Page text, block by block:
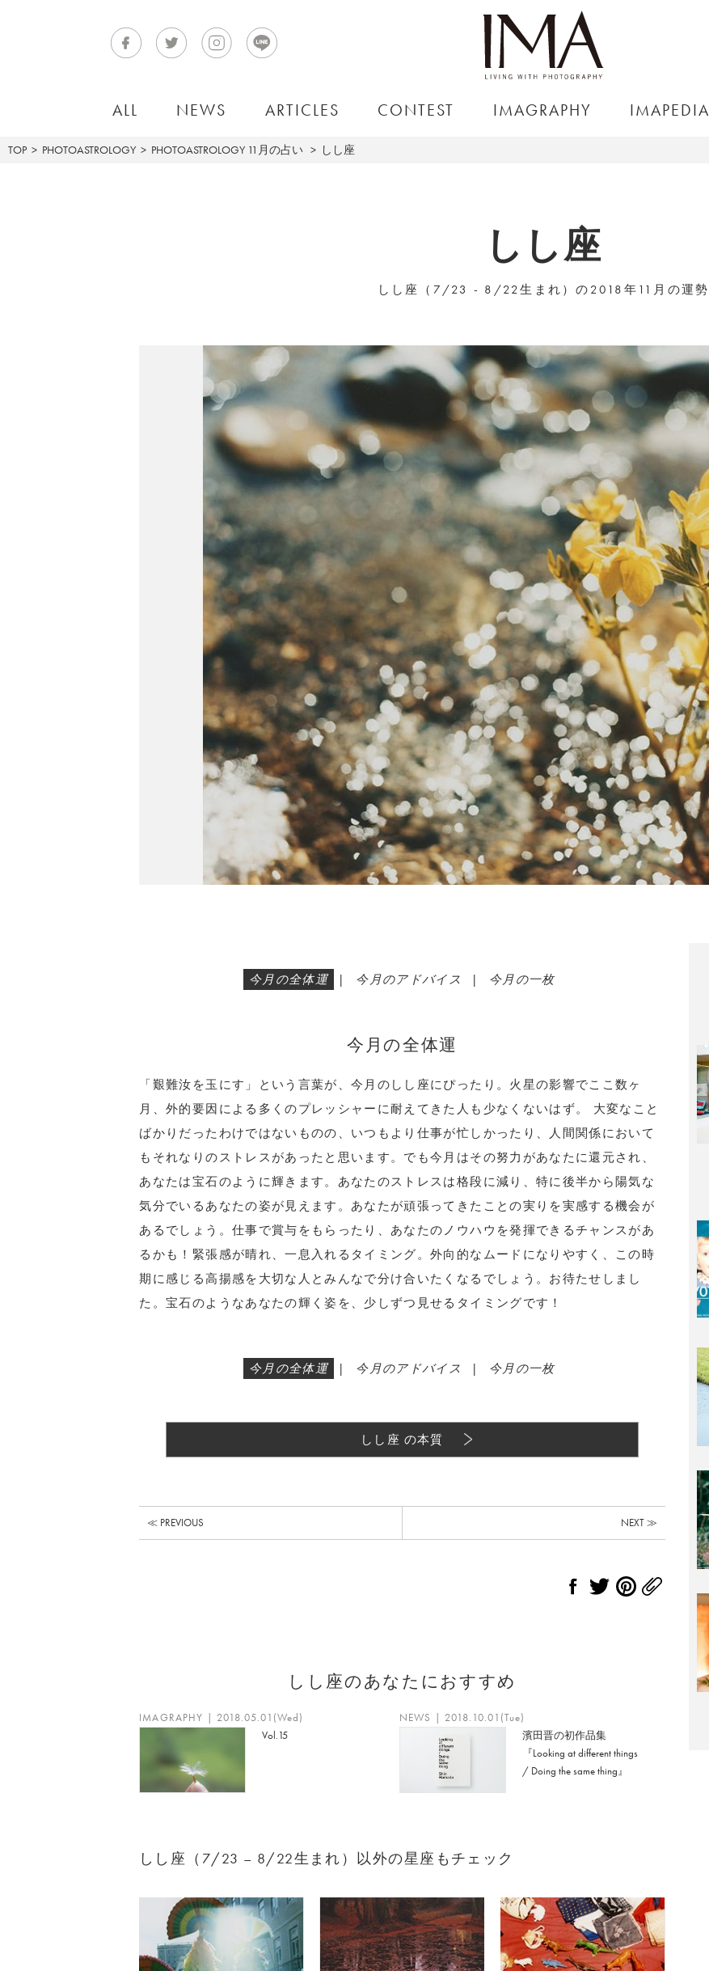
ALL NEWS ARTICLES CONTEST IMAGRAPHY IMAPEDIA
TOP PHOTOASTROLOGY PHOTOASTROLOGY 11月の占い しし座
しし座
しし座（7/23 - 8/22生まれ）の2018年11月の運勢
今月の全体運 | 今月のアドバイス | 今月の一枚
今月の全体運
「艱難汝を玉にす」という言葉が、今月のしし座にぴったり。火星の影響でここ数ヶ
月、外的要因による多くのプレッシャーに耐えてきた人も少なくないはず。 大変なこと
ばかりだったわけではないものの、いつもより仕事が忙しかったり、人間関係において
もそれなりのストレスがあったと思います。でも今月はその努力があなたに還元され、
あなたは宝石のように輝きます。あなたのストレスは格段に減り、特に後半から陽気な
気分でいるあなたの姿が見えます。あなたが頑張ってきたことの実りを実感する機会が
あるでしょう。仕事で賞与をもらったり、あなたのノウハウを発揮できるチャンスがあ
るかも！緊張感が晴れ、一息入れるタイミング。外向的なムードになりやすく、この時
期に感じる高揚感を大切な人とみんなで分け合いたくなるでしょう。お待たせしまし
た。宝石のようなあなたの輝く姿を、少しずつ見せるタイミングです！
今月の全体運 | 今月のアドバイス | 今月の一枚
しし座 の本質
≪ PREVIOUS NEXT ≫
しし座のあなたにおすすめ
IMAGRAPHY | 2018.05.01(Wed)
Vol.15
NEWS | 2018.10.01(Tue)
濱田晋の初作品集
『Looking at different things
/ Doing the same thing』
しし座（7/23 – 8/22生まれ）以外の星座もチェック